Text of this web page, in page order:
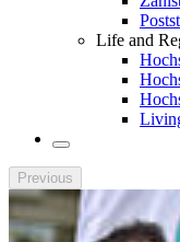
Life and
Previous